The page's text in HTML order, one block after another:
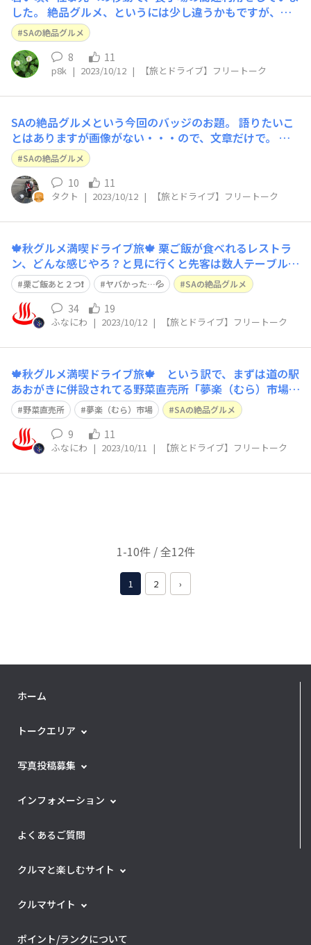
した。 絶品グルメ、というには少し違うかもですが、駒
ケ岳SAの 豚汁定食にお世話になりました。 観光目的でも
ないので、安いのでお腹を膨らます、という コンセプト
でしたが、とてもおいしかったです。 豚汁定食を扱うSA
の食堂は結構あるみたいですから、
SAの絶品グルメ
8 11
p8k | 2023/10/12 | 【旅とドライブ】フリートーク
SAの絶品グルメという今回のバッジのお題。 語りたいこ
とはありますが画像がない・・・ので、文章だけで。 ・
首都高グルメ だいぶ減ってしまいましたが個人的にはや
っぱりコレ。首都高って他と違って周遊が出来る上に料金
はあくまで乗った場所と降りた場所で出ます。山手線ずっ
と乗ってるような違法行為ではなく、首
SAの絶品グルメ
10 11
タクト | 2023/10/12 | 【旅とドライブ】フリートーク
🍁秋グルメ満喫ドライブ旅🍁 栗ご飯が食べれるレストラ
ン、どんな感じやろ？と見に行くと先客は数人テーブルに
着いているが、チケット販売のオバチャンは暇そうにして
いる。小生🤓も未だ腹減ってないから時間潰しにインタビ
ューでもしとくか…😁 🤓：此処の栗ご飯ランチは人気な
んですよねー。 オ：お陰様で良く
栗ご飯あと２つ❗️ ヤバかった…💦 SAの絶品グルメ
34 19
ふなにわ | 2023/10/12 | 【旅とドライブ】フリートーク
🍁秋グルメ満喫ドライブ旅🍁 という訳で、まずは道の駅
あおがきに併設されてる野菜直売所「夢楽（むら）市場」
へ。 なんか、ネーミングからしてムラムラして来たんで
早速、秋の味覚🌰をGet💛
野菜直売所 夢楽（むら）市場 SAの絶品グルメ
9 11
ふなにわ | 2023/10/11 | 【旅とドライブ】フリートーク
1-10件 / 全12件
1 2 ›
ホーム
トークエリア
写真投稿募集
インフォメーション
よくあるご質問
クルマと楽しむサイト
クルマサイト
ポイント/ランクについて